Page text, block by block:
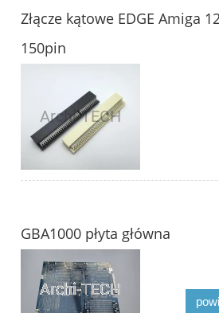
Złącze kątowe EDGE Amiga
150pin
GBA1000 płyta główna